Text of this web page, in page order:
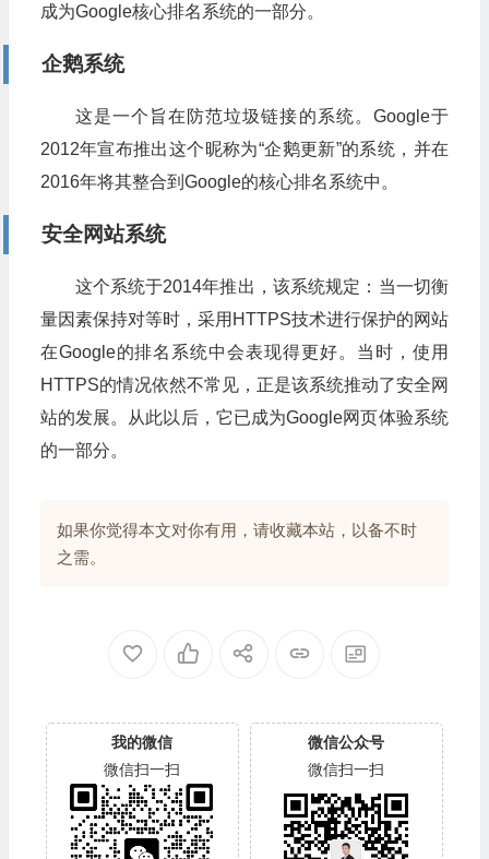
成为Google核心排名系统的一部分。
企鹅系统
这是一个旨在防范垃圾链接的系统。Google于
2012年宣布推出这个昵称为“企鹅更新”的系统，并在
2016年将其整合到Google的核心排名系统中。
安全网站系统
这个系统于2014年推出，该系统规定：当一切衡
量因素保持对等时，采用HTTPS技术进行保护的网站
在Google的排名系统中会表现得更好。当时，使用
HTTPS的情况依然不常见，正是该系统推动了安全网
站的发展。从此以后，它已成为Google网页体验系统
的一部分。
如果你觉得本文对你有用，请收藏本站，以备不时
之需。
我的微信
微信扫一扫
微信公众号
微信扫一扫